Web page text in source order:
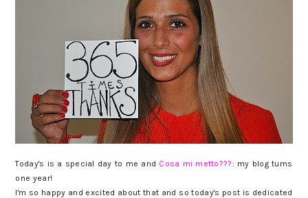
Today's is a special day to me and Cosa mi metto???: my blog turns
one year!
I'm so happy and excited about that and so today's post is dedicated